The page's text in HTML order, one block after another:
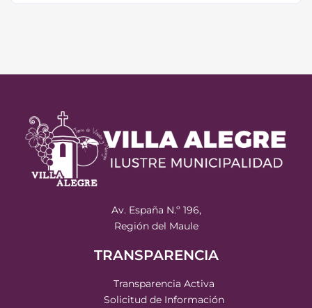
Av. España N.º 196,
Región del Maule
TRANSPARENCIA
Transparencia Activa
Solicitud de Información